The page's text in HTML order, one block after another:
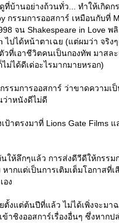
ที่บ้านอย่างถ้วนทั่ว... ทำให้เกิดก
กรรมการออสการ์ เหมือนกับที่
จน Shakespeare in Love พ
ไปได้หน้าตาเฉย (แต่ผมว่า จริง
วที่เอาชีวิตคนเป็นกองทัพ มาสล
ม่ได้ดีเด่อะไรมากมายหรอก)
รรมการออสการ์ ว่าขาดความเ
ว่าหนังดีไม่ดี
าตรงมาที่ Lions Gate Films แ
ให้ลึกๆแล้ว การส่งดีวีดีให้กรรม
หากแต่เป็นการเติมเต็มโอกาสที่เ
อง
ตั้งแต่ต้นปีที่แล้ว ไม่ได้เพิ่งจะมา
ข้าชิงออสการ์เรื่องอื่นๆ ซึ่งหากป